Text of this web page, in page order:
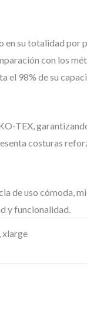
su totalidad
con los
el 98% de su
TEX,
costuras
de uso cómoda,
y funcionalidad.
xlarge